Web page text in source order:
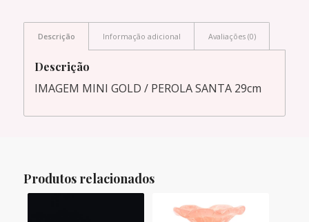
Descrição Informação adicional Avaliações (0)
Descrição
IMAGEM MINI GOLD / PEROLA SANTA 29cm
Produtos relacionados